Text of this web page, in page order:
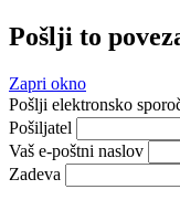
Pošlji to
Zapri okno
Pošlji elektronsko
Pošiljatel
Vaš e-poštni naslov
Zadeva